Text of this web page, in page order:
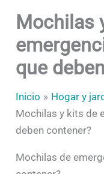
Mochilas
que
Inicio
Hogar y
Mochilas y kits de
deben contener?
Mochilas de